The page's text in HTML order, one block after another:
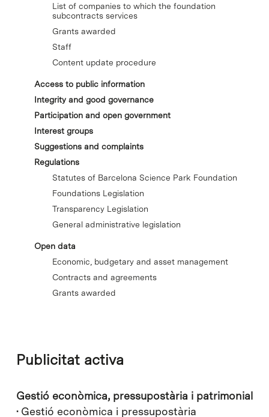
List of companies to which the foundation
subcontracts services
Grants awarded
Staff
Content update procedure
Access to public information
Integrity and good governance
Participation and open government
Interest groups
Suggestions and complaints
Regulations
Statutes of Barcelona Science Park Foundation
Foundations Legislation
Transparency Legislation
General administrative legislation
Open data
Economic, budgetary and asset management
Contracts and agreements
Grants awarded
Publicitat activa
Gestió econòmica, pressupostària i patrimonial
· Gestió econòmica i pressupostària